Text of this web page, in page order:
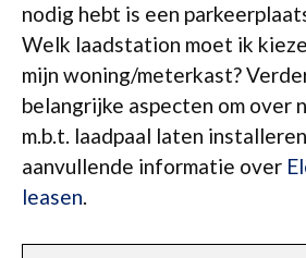
nodig hebt is een
Welk laadstation moet ik
mijn woning/meterkast?
belangrijke aspecten om over
m.b.t. laadpaal laten
aanvullende informatie over
leasen.